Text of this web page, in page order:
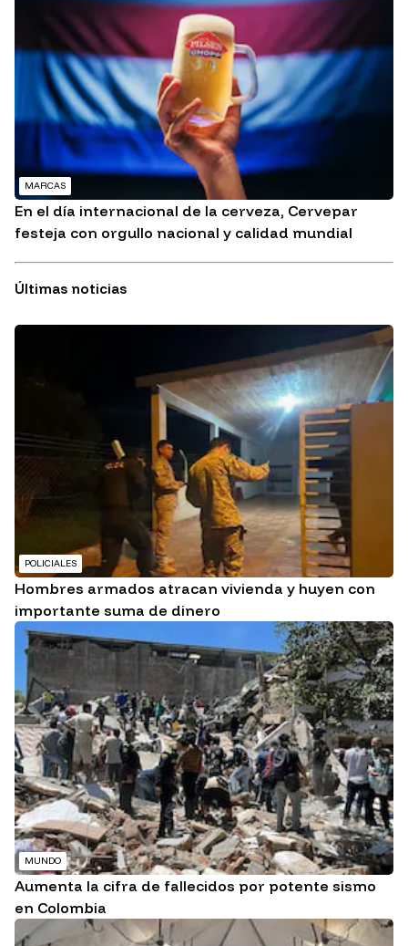
MARCAS
En el día internacional de la cerveza, Cervepar
festeja con orgullo nacional y calidad mundial
Últimas noticias
POLICIALES
Hombres armados atracan vivienda y huyen con
importante suma de dinero
MUNDO
Aumenta la cifra de fallecidos por potente sismo
en Colombia